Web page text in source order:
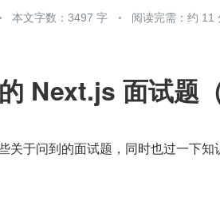
本文字数：3497 字 阅读完需：约 11
Next.js 面试题（
关于问到的面试题，同时也过一下知